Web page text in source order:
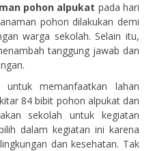
pohon alpukat pada hari
pohon dilakukan demi
warga sekolah. Selain itu,
tanggung jawab dan
untuk memanfaatkan lahan
84 bibit pohon alpukat dan
sekolah untuk kegiatan
dalam kegiatan ini karena
dan kesehatan. Tak